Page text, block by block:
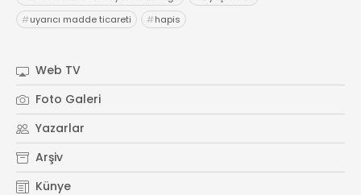
#uyarıcı madde ticareti #hapis
Web TV
Foto Galeri
Yazarlar
Arşiv
Künye